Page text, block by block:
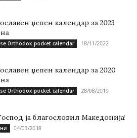
џепен календар за 2023
Orthodox pocket calendar 18/11/2022
џепен календар за 2020
Orthodox pocket calendar 28/08/2019
ја благословил Македонија!
04/03/2018